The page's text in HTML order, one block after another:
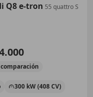
Q8 e-tron 55 quattro S
comparación
300 kW (408 CV)